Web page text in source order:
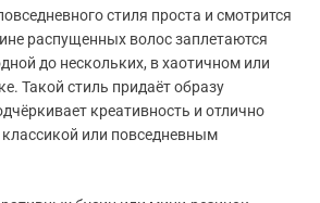
стиля проста и смотрится
распущенных волос заплетаются
до нескольких, в хаотичном или
Такой стиль придаёт образу
креативность и отлично
классикой или повседневным